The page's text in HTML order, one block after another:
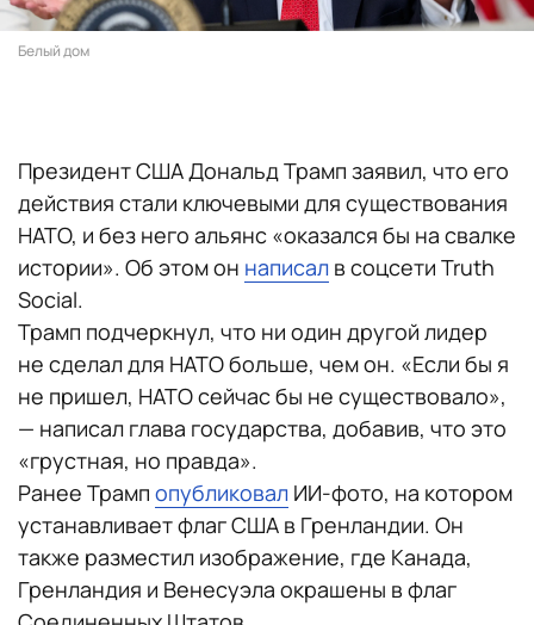
Белый дом
Президент США Дональд Трамп заявил, что его
действия стали ключевыми для существования
НАТО, и без него альянс «оказался бы на свалке
истории». Об этом он написал в соцсети Truth
Social.
Трамп подчеркнул, что ни один другой лидер
не сделал для НАТО больше, чем он. «Если бы я
не пришел, НАТО сейчас бы не существовало»,
— написал глава государства, добавив, что это
«грустная, но правда».
Ранее Трамп опубликовал ИИ-фото, на котором
устанавливает флаг США в Гренландии. Он
также разместил изображение, где Канада,
Гренландия и Венесуэла окрашены в флаг